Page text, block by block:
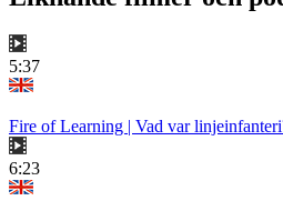
5:37
Fire of Learning | Vad var
6:23